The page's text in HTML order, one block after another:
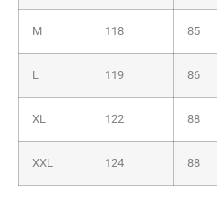
M 118 85
L 119 86
XL 122 88
XXL 124 88